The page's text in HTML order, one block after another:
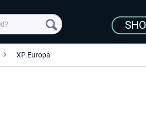
XP Europa